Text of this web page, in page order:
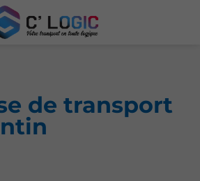
de transport